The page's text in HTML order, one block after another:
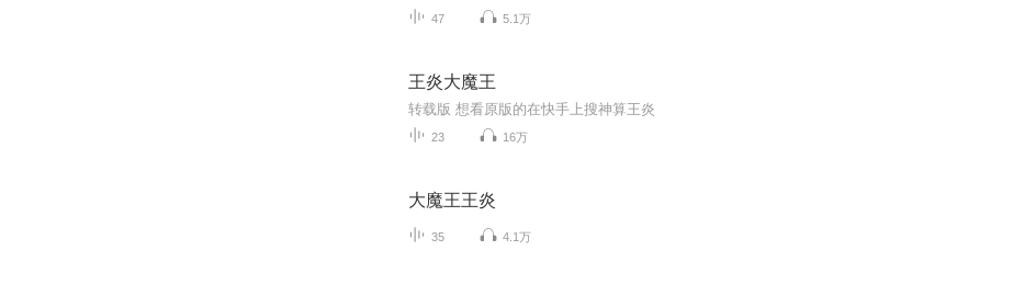
47 5.1万
王炎大魔王
转载版 想看原版的在快手上搜神算王炎
23 16万
大魔王王炎
35 4.1万